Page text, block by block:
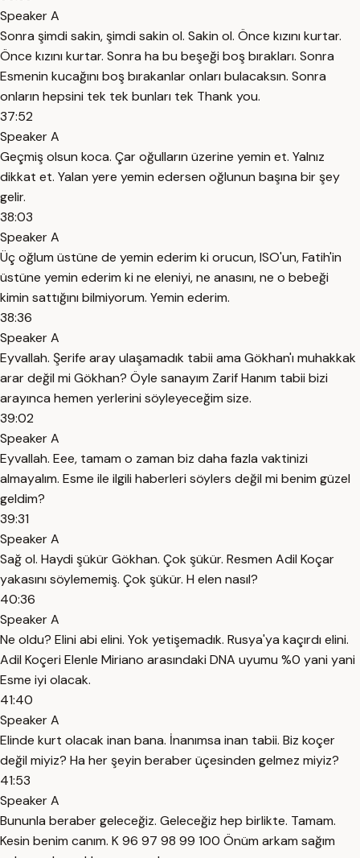
Speaker A
Sonra şimdi sakin, şimdi sakin ol. Sakin ol. Önce kızını kurtar.
Önce kızını kurtar. Sonra ha bu beşeği boş bırakları. Sonra
Esmenin kucağını boş bırakanlar onları bulacaksın. Sonra
onların hepsini tek tek bunları tek Thank you.
37:52
Speaker A
Geçmiş olsun koca. Çar oğulların üzerine yemin et. Yalnız
dikkat et. Yalan yere yemin edersen oğlunun başına bir şey
gelir.
38:03
Speaker A
Üç oğlum üstüne de yemin ederim ki orucun, ISO'un, Fatih'in
üstüne yemin ederim ki ne eleniyi, ne anasını, ne o bebeği
kimin sattığını bilmiyorum. Yemin ederim.
38:36
Speaker A
Eyvallah. Şerife aray ulaşamadık tabii ama Gökhan'ı muhakkak
arar değil mi Gökhan? Öyle sanayım Zarif Hanım tabii bizi
arayınca hemen yerlerini söyleyeceğim size.
39:02
Speaker A
Eyvallah. Eee, tamam o zaman biz daha fazla vaktinizi
almayalım. Esme ile ilgili haberleri söylers değil mi benim güzel
geldim?
39:31
Speaker A
Sağ ol. Haydi şükür Gökhan. Çok şükür. Resmen Adil Koçar
yakasını söylememiş. Çok şükür. H elen nasıl?
40:36
Speaker A
Ne oldu? Elini abi elini. Yok yetişemadık. Rusya'ya kaçırdı elini.
Adil Koçeri Elenle Miriano arasındaki DNA uyumu %0 yani yani
Esme iyi olacak.
41:40
Speaker A
Elinde kurt olacak inan bana. İnanımsa inan tabii. Biz koçer
değil miyiz? Ha her şeyin beraber üçesinden gelmez miyiz?
41:53
Speaker A
Bununla beraber geleceğiz. Geleceğiz hep birlikte. Tamam.
Kesin benim canım. K 96 97 98 99 100 Önüm arkam sağım